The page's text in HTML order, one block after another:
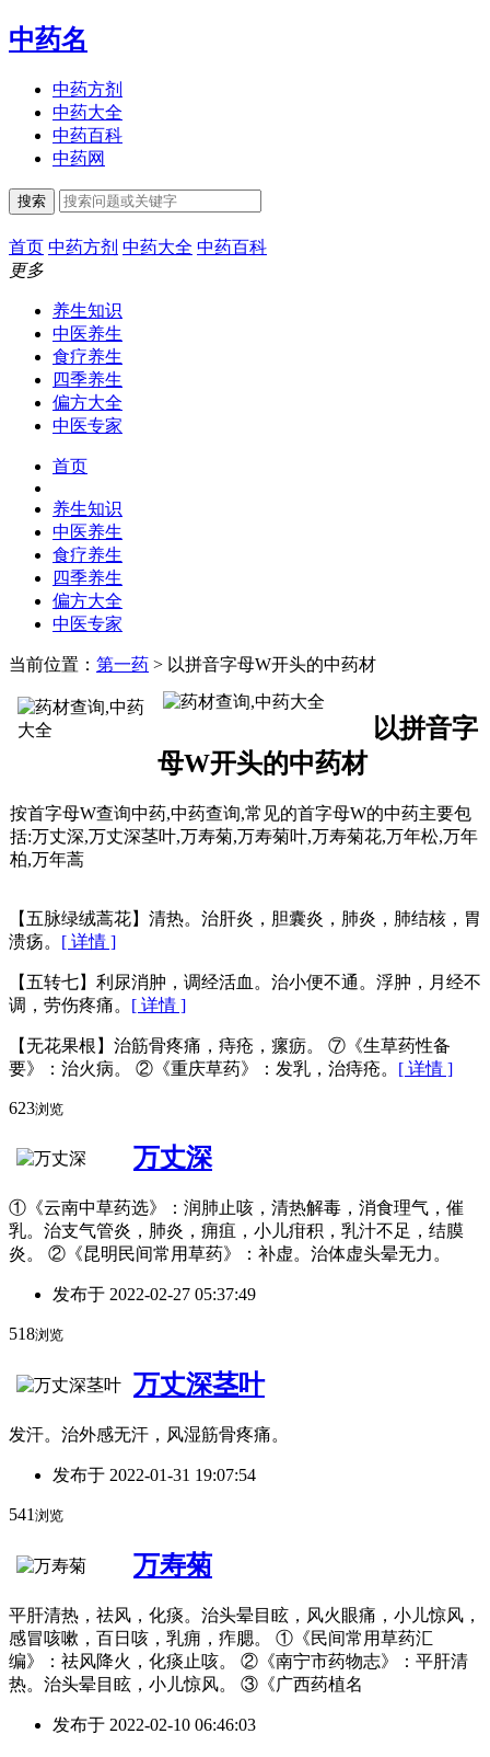
中药名
中药方剂
中药大全
中药百科
中药网
搜索
首页 中药方剂 中药大全 中药百科
更多
养生知识
中医养生
食疗养生
四季养生
偏方大全
中医专家
首页
养生知识
中医养生
食疗养生
四季养生
偏方大全
中医专家
当前位置： 第一药 > 以拼音字母W开头的中药材
以拼音字
母W开头的中药材
按首字母W查询中药,中药查询,常见的首字母W的中药主要包
括:万丈深,万丈深茎叶,万寿菊,万寿菊叶,万寿菊花,万年松,万年
柏,万年蒿
【五脉绿绒蒿花】清热。治肝炎，胆囊炎，肺炎，肺结核，胃
溃疡。 [ 详情 ]
【五转七】利尿消肿，调经活血。治小便不通。浮肿，月经不
调，劳伤疼痛。 [ 详情 ]
【无花果根】治筋骨疼痛，痔疮，瘰疬。 ⑦《生草药性备
要》：治火病。 ②《重庆草药》：发乳，治痔疮。 [ 详情 ]
623浏览
万丈深
①《云南中草药选》：润肺止咳，清热解毒，消食理气，催
乳。治支气管炎，肺炎，痈疽，小儿疳积，乳汁不足，结膜
炎。 ②《昆明民间常用草药》：补虚。治体虚头晕无力。
发布于 2022-02-27 05:37:49
518浏览
万丈深茎叶
发汗。治外感无汗，风湿筋骨疼痛。
发布于 2022-01-31 19:07:54
541 浏览
万寿菊
平肝清热，祛风，化痰。治头晕目眩，风火眼痛，小儿惊风，
感冒咳嗽，百日咳，乳痈，痄腮。 ①《民间常用草药汇
编》：祛风降火，化痰止咳。 ②《南宁市药物志》：平肝清
热。治头晕目眩，小儿惊风。 ③《广西药植名
发布于 2022-02-10 06:46:03